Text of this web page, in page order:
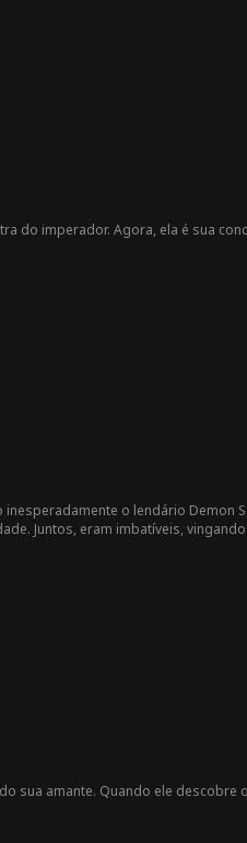
do imperador. Agora, ela é sua
o lendário Demon
Juntos, eram imbatíveis,
sua amante. Quando ele